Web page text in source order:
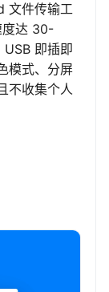
文件传输工
度达 30-
即插即
模式、分屏
不收集个人